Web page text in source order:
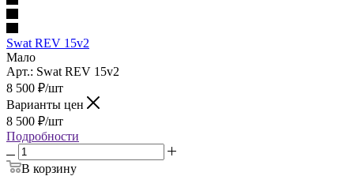
Swat REV 15v2
Мало
Арт.: Swat REV 15v2
8 500 ₽/шт
Варианты цен
8 500 ₽/шт
Подробности
В корзину